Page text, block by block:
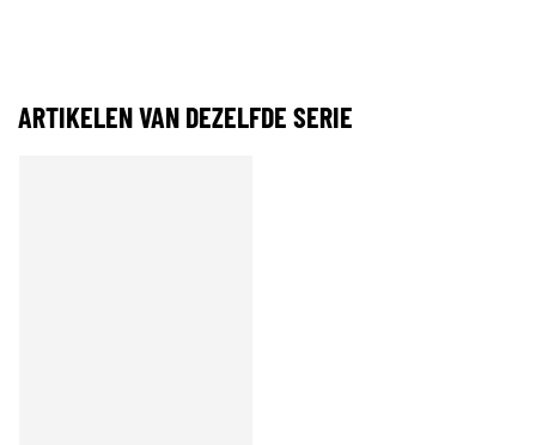
ARTIKELEN VAN DEZELFDE SERIE